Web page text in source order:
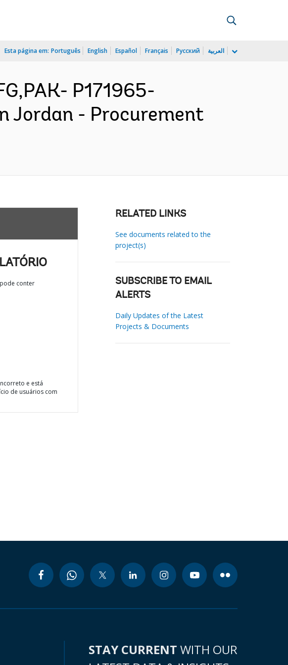
Esta página em: Português English Español Français Русский العربية
P171965-
Jordan - Procurement
conter
e está
de usuários com
RELATED LINKS
See documents related to the
project(s)
SUBSCRIBE TO EMAIL
ALERTS
Daily Updates of the Latest
Projects & Documents
STAY CURRENT WITH OUR